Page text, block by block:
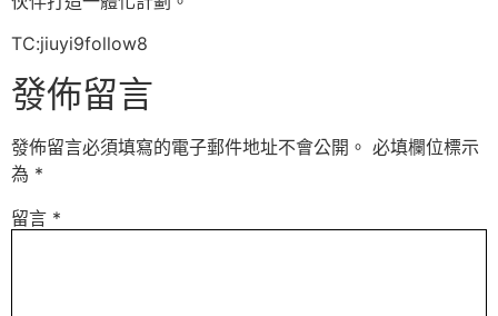
TC:jiuyi9follow8
發佈留言
發佈留言必須填寫的電子郵件地址不會公開。 必填欄位標示
為 *
留言 *